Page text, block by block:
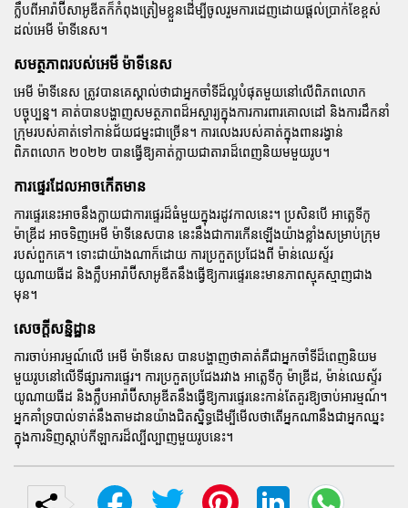
ក្លឹបពីអារ៉ាប៊ីសាអូឌីតក៏កំពុងត្រៀមខ្លួនដើម្បីចូលរួមការដេញដោយផ្តល់ប្រាក់ខែខ្ពស់
ដល់អេមី ម៉ាទីនេស។
សមត្ថភាពរបស់អេមី ម៉ាទីនេស
អេមី ម៉ាទីនេស ត្រូវបានគេស្គាល់ថាជាអ្នកចាំទីដ៏ល្អបំផុតមួយនៅលើពិភពលោក
បច្ចុប្បន្ន។ គាត់បានបង្ហាញសមត្ថភាពដ៏អស្ចារ្យក្នុងការការពារគោលដៅ និងការដឹកនាំ
ក្រុមរបស់គាត់ទៅកាន់ជ័យជម្នះជាច្រើន។ ការលេងរបស់គាត់ក្នុងពានរង្វាន់
ពិភពលោក ២០២២ បានធ្វើឱ្យគាត់ក្លាយជាតារាដ៏ពេញនិយមមួយរូប។
ការផ្ទេរដែលអាចកើតមាន
ការផ្ទេរនេះអាចនឹងក្លាយជាការផ្ទេរដ៏ធំមួយក្នុងរដូវកាលនេះ។ ប្រសិនបើ អាត្លេទីកូ
ម៉ាឌ្រីដ អាចទិញអេមី ម៉ាទីនេសបាន នេះនឹងជាការកើនឡើងយ៉ាងខ្លាំងសម្រាប់ក្រុម
របស់ពួកគេ។ ទោះជាយ៉ាងណាក៏ដោយ ការប្រកួតប្រជែងពី ម៉ាន់ឈេស្ទ័រ
យូណាយធីដ និងក្លឹបអារ៉ាប៊ីសាអូឌីតនឹងធ្វើឱ្យការផ្ទេរនេះមានភាពស្មុគស្មាញជាង
មុន។
សេចក្តីសន្និដ្ឋាន
ការចាប់អារម្មណ៍លើ អេមី ម៉ាទីនេស បានបង្ហាញថាគាត់គឺជាអ្នកចាំទីដ៏ពេញនិយម
មួយរូបនៅលើទីផ្សារការផ្ទេរ។ ការប្រកួតប្រជែងរវាង អាត្លេទីកូ ម៉ាឌ្រីដ, ម៉ាន់ឈេស្ទ័រ
យូណាយធីដ និងក្លឹបអារ៉ាប៊ីសាអូឌីតនឹងធ្វើឱ្យការផ្ទេរនេះកាន់តែគួរឱ្យចាប់អារម្មណ៍។
អ្នកគាំទ្របាល់ទាត់នឹងតាមដានយ៉ាងជិតស្និទ្ធដើម្បីមើលថាតើអ្នកណានឹងជាអ្នកឈ្នះ
ក្នុងការទិញស្តាប់កីឡាករដ៏ល្បីល្បាញមួយរូបនេះ។